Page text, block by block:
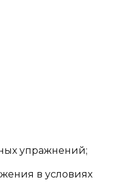
упражнений;
в условиях